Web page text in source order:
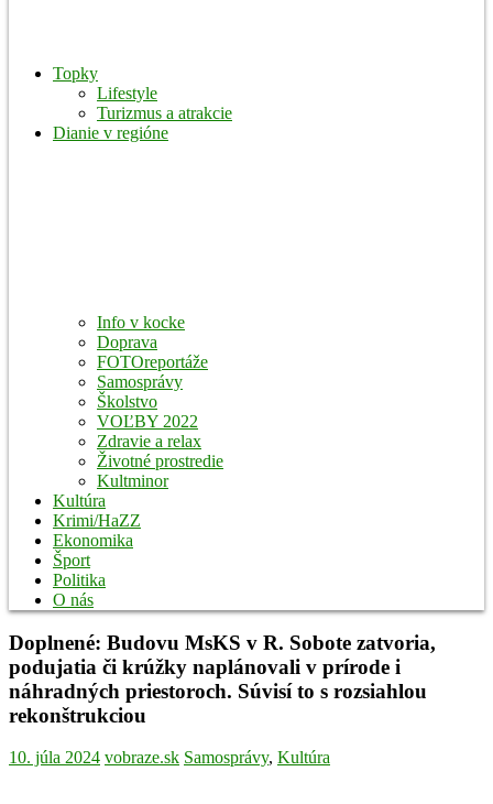
Topky
Lifestyle
Turizmus a atrakcie
Dianie v regióne
Info v kocke
Doprava
FOTOreportáže
Samosprávy
Školstvo
VOĽBY 2022
Zdravie a relax
Životné prostredie
Kultminor
Kultúra
Krimi/HaZZ
Ekonomika
Šport
Politika
O nás
Doplnené: Budovu MsKS v R. Sobote zatvoria,
podujatia či krúžky naplánovali v prírode i
náhradných priestoroch. Súvisí to s rozsiahlou
rekonštrukciou
10. júla 2024 vobraze.sk Samosprávy, Kultúra